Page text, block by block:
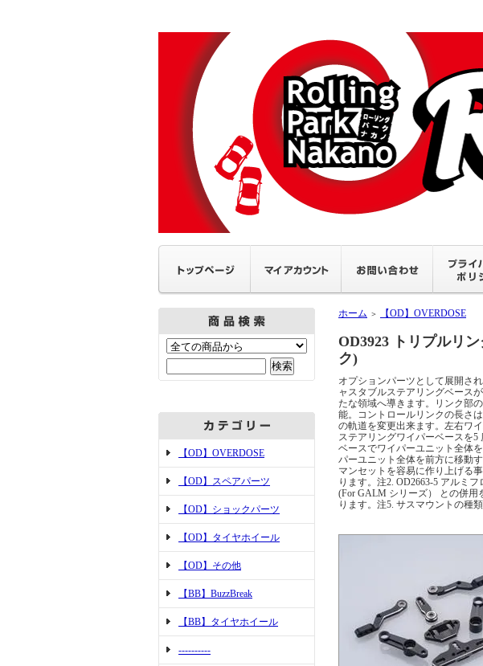
【OD】OVERDOSE
【OD】スペアパーツ
【OD】ショックパーツ
【OD】タイヤホイール
【OD】その他
【BB】BuzzBreak
【BB】タイヤホイール
----------
ホーム ＞ 【OD】OVERDOSE
OD3923 トリプルリ
ク)
オプションパーツとして展開さ
ャスタブルステアリングベース
たな領域へ導きます。リンク部
能。コントロールリンクの長さ
の軌道を変更出来ます。左右ワ
ステアリングワイパーベースを
ベースでワイパーユニット全体
パーユニット全体を前方に移動
マンセットを容易に作り上げる
ります。注2. OD2663-5 アルミ
(For GALM シリーズ） との併用
ります。注5. サスマウントの種